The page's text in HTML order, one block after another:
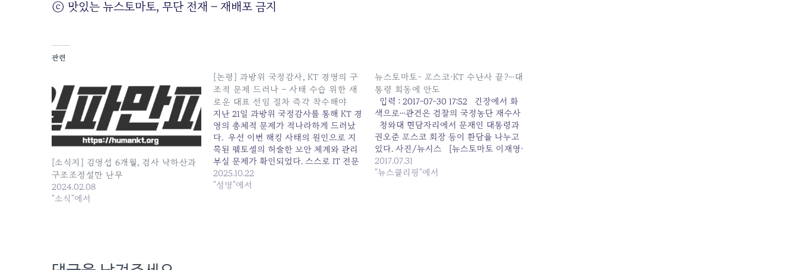
ⓒ 맛있는 뉴스토마토, 무단 전재 – 재배포 금지
관련
[소식지] 김영섭 6개월, 검사 낙하산과
구조조정설만 난무
2024.02.08
"소식"에서
[논평] 과방위 국정감사, KT 경영의 구
조적 문제 드러나 – 사태 수습 위한 새
로운 대표 선임 절차 즉각 착수해야
지난 21일 과방위 국정감사를 통해 KT 경
영의 총체적 문제가 적나라하게 드러났
다. 우선 이번 해킹 사태의 원인으로 지
목된 펨토셀의 허술한 보안 체계와 관리
부실 문제가 확인되었다. 스스로 IT 전문
가가 아니라고 말하는 김영섭 사장의 무
책임한 태도도 지적되었다. 지난해 6천여
2025.10.22
"성명"에서
뉴스토마토- 포스코·KT 수난사 끝?…대
통령 회동에 안도
입력 : 2017-07-30 17:52 긴장에서 화
색으로…관건은 검찰의 국정농단 재수사
청와대 면담자리에서 문재인 대통령과
권오준 포스코 회장 등이 환담을 나누고
있다. 사진/뉴시스 [뉴스토마토 이재영·
박현준·신상윤 기자] 문재인 대통령과의
간담회를 마친 포스코·KT의 표정이 밝아
2017.07.31
"뉴스클리핑"에서